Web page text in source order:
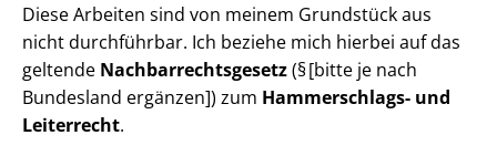
Diese Arbeiten sind von meinem Grundstück aus
nicht durchführbar. Ich beziehe mich hierbei auf das
geltende Nach­bar­rechts­ge­setz(§ [bitte je nach
Bundesland ergänzen]) zum Hammerschlags- und
Leiterrecht.